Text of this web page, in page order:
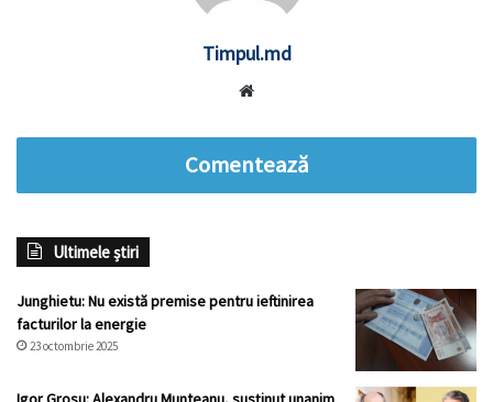
Timpul.md
Comentează
Ultimele știri
Junghietu: Nu există premise pentru ieftinirea
facturilor la energie
23 octombrie 2025